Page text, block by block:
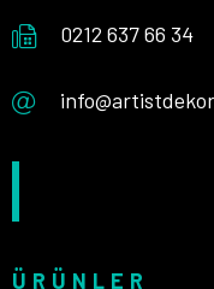
0212 637 66 34
ÜRÜNLER